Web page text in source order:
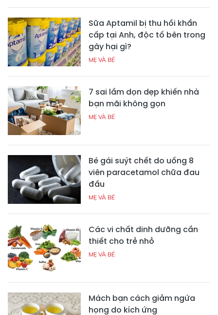
Sữa Aptamil bị thu hồi khẩn
cấp tại Anh, độc tố bên trong
gây hại gì?
MẸ VÀ BÉ
7 sai lầm dọn dẹp khiến nhà
bạn mãi không gọn
MẸ VÀ BÉ
Bé gái suýt chết do uống 8
viên paracetamol chữa đau
đầu
MẸ VÀ BÉ
Các vi chất dinh dưỡng cần
thiết cho trẻ nhỏ
MẸ VÀ BÉ
Mách bạn cách giảm ngứa
họng do kích ứng